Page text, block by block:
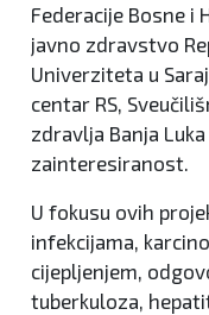
Federacije Bosne i
javno zdravstvo
Univerziteta u
centar RS,
zdravlja Banja
zainteresiranost.
U fokusu ovih
infekcijama,
cijepljenjem,
tuberkuloza,